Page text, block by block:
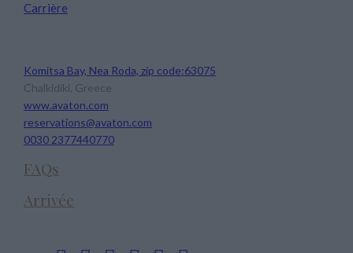
Carrière
Komitsa Bay, Nea Roda, zip code:63075
Chalkidiki, Greece
www.avaton.com
reservations@avaton.com
0030 2377440770
FAQs
Arrivée